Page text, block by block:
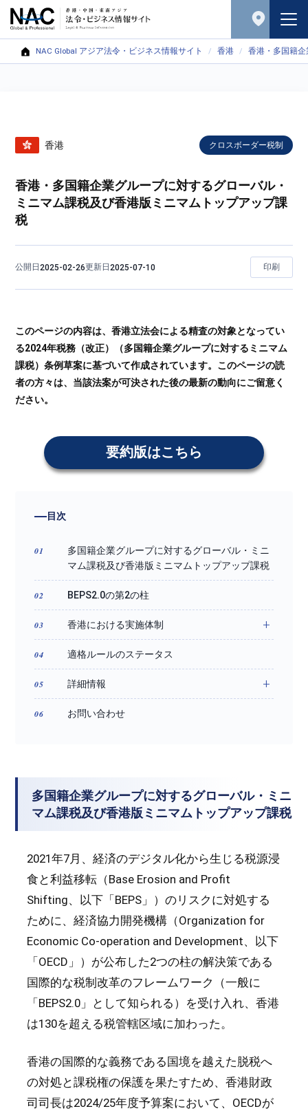
NAC Global アジア法令・ビジネス情報サイト 香港 香港・多国籍
香港 クロスボーダー税制
香港・多国籍企業グループに対するグローバル・
ミニマム課税及び香港版ミニマムトップアップ課
税
公開日2025-02-26更新日2025-07-10 印刷
このページの内容は、香港立法会による精査の対象となってい
る2024年税務（改正）（多国籍企業グループに対するミニマム
課税）条例草案に基づいて作成されています。このページの読
者の方々は、当該法案が可決された後の最新の動向にご留意く
ださい。
要約版はこちら
目次
多国籍企業グループに対するグローバル・ミニ
マム課税及び香港版ミニマムトップアップ課税
BEPS2.0の第2の柱
香港における実施体制
適格ルールのステータス
詳細情報
お問い合わせ
多国籍企業グループに対するグローバル・ミニ
マム課税及び香港版ミニマムトップアップ課税
2021年7月、経済のデジタル化から生じる税源浸
食と利益移転（Base Erosion and Profit
Shifting、以下「BEPS」）のリスクに対処する
ために、経済協力開発機構（Organization for
Economic Co-operation and Development、以下
「OECD」）が公布した2つの柱の解決策である
国際的な税制改革のフレームワーク（一般に
「BEPS2.0」として知られる）を受け入れ、香港
は130を超える税管轄区域に加わった。
香港の国際的な義務である国境を越えた脱税へ
の対処と課税権の保護を果たすため、香港財政
司司長は2024/25年度予算案において、OECDが